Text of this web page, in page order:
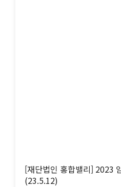
[재단법인 홍합밸리] 2023
(23.5.12)